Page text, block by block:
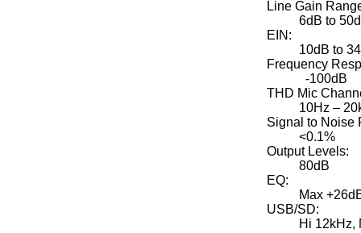
Line Gain
6dB to
EIN:
10dB to
Frequency
-100dB
THD Mic
10Hz –
Signal to Noise
<0.1%
Output Levels:
80dB
EQ:
Max
USB/SD:
Hi 12kHz,